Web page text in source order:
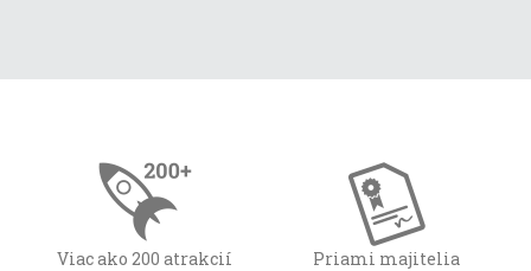
Viac ako 200 atrakcií
Priami majitelia